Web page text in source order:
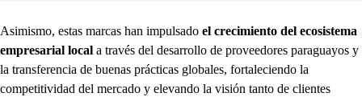
Asimismo, estas marcas han impulsado el crecimiento del ecosistema
empresarial local a través del desarrollo de proveedores paraguayos y
la transferencia de buenas prácticas globales, fortaleciendo la
competitividad del mercado y elevando la visión tanto de clientes